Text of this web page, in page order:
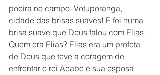
poeira no campo. Votuporanga,
cidade das brisas suaves! E foi numa
brisa suave que Deus falou com Elias.
Quem era Elias? Elias era um profeta
de Deus que teve a coragem de
enfrentar o rei Acabe e sua esposa